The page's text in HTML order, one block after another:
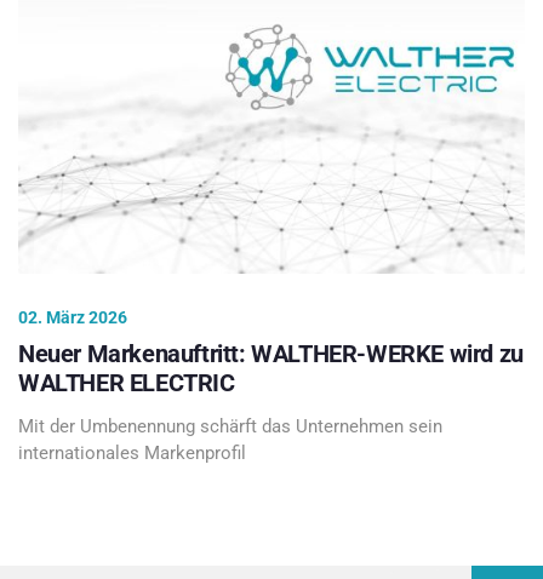
02. März 2026
Neuer Markenauftritt: WALTHER-WERKE wird zu
WALTHER ELECTRIC
Mit der Umbenennung schärft das Unternehmen sein
internationales Markenprofil